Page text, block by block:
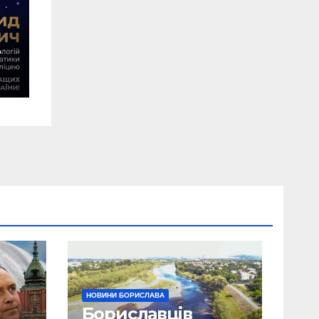
НОВИНИ БОРИСЛАВА
Бориславців